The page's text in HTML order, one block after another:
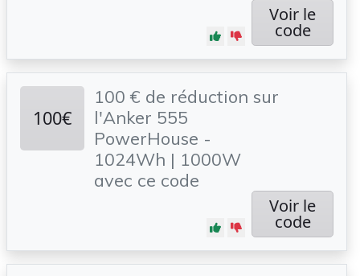
Voir le
code
100€
100 € de réduction sur
l'Anker 555
PowerHouse -
1024Wh | 1000W
avec ce code
Voir le
code